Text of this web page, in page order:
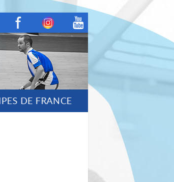
DE FRANCE
FacebookInstagramYoutube